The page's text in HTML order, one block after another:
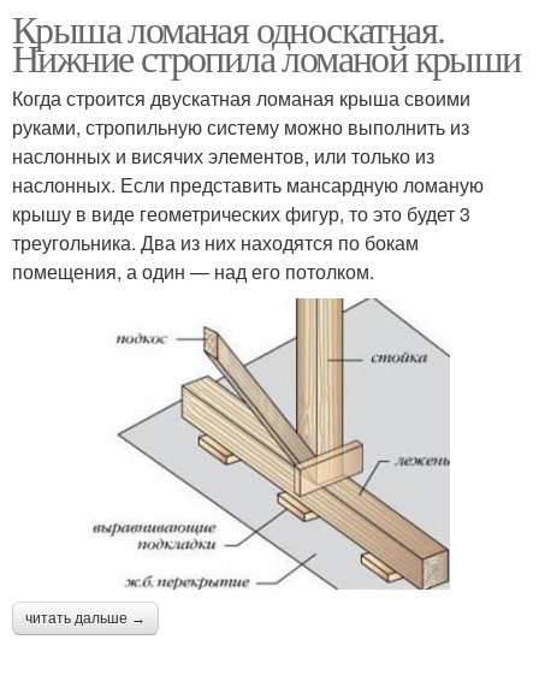
Крыша ломаная односкатная.
Нижние стропила ломаной крыши
Когда строится двускатная ломаная крыша своими
руками, стропильную систему можно выполнить из
наслонных и висячих элементов, или только из
наслонных. Если представить мансардную ломаную
крышу в виде геометрических фигур, то это будет 3
треугольника. Два из них находятся по бокам
помещения, а один — над его потолком.
читать дальше →